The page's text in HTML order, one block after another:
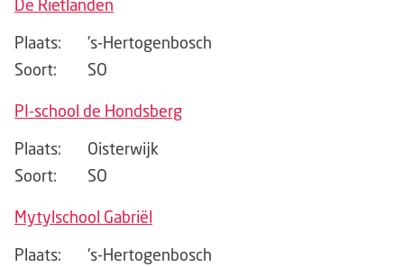
De Rietlanden
Plaats:
's-Hertogenbosch
Soort:
SO
PI-school de Hondsberg
Plaats:
Oisterwijk
Soort:
SO
Mytylschool Gabriël
Plaats:
's-Hertogenbosch